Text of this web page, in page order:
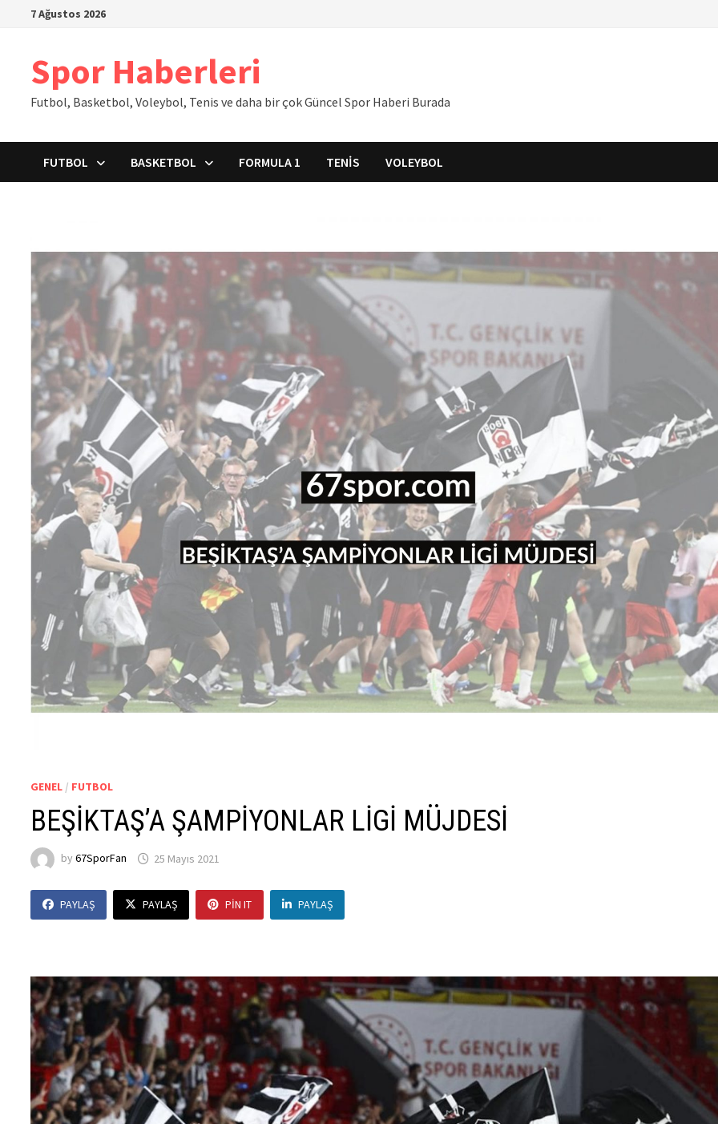
İçeriğe7 Ağustos 2026
Spor Haberleri
Futbol, Basketbol, Voleybol, Tenis ve daha bir çok Güncel Spor Haberi Burada
FUTBOL BASKETBOL FORMULA 1 TENIS VOLEYBOL
GENEL / FUTBOL
BEŞİKTAŞ’A ŞAMPİYONLAR LİGİ MÜJDESİ
by67SporFan 25 Mayıs 2021
PAYLAŞ PAYLAŞ PIN IT PAYLAŞ